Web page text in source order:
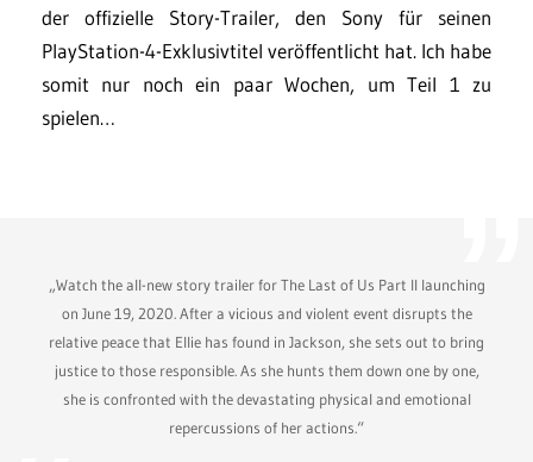
der offizielle Story-Trailer, den Sony für seinen
PlayStation-4-Exklusivtitel veröffentlicht hat. Ich habe
somit nur noch ein paar Wochen, um Teil 1 zu
spielen…
„Watch the all-new story trailer for The Last of Us Part II launching
on June 19, 2020. After a vicious and violent event disrupts the
relative peace that Ellie has found in Jackson, she sets out to bring
justice to those responsible. As she hunts them down one by one,
she is confronted with the devastating physical and emotional
repercussions of her actions.“